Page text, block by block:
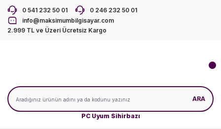
0 541 232 50 01
0 246 232 50 01
info@maksimumbilgisayar.com
2.999 TL ve Üzeri Ücretsiz Kargo
PC Uyum Sihirbazı
ARA